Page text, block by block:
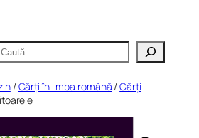
Caută
/Cărți în limba română /Cărți